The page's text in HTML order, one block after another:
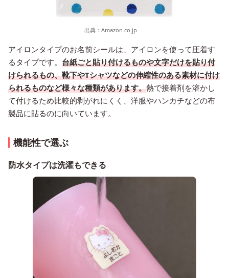
出典： Amazon.co.jp
アイロンタイプのお名前シールは、アイロンを使って圧着す
るタイプです。 台紙ごと貼り付けるものや文字だけを貼り付
けられるもの、靴下やTシャツなどの伸縮性のある素材に付け
られるものなど様々な種類があります。熱で接着剤を溶かし
て付けるため比較的剥がれにくく、洋服やハンカチなどの布
製品に貼るのに向いています。
機能性で選ぶ
防水タイプは洗濯もできる